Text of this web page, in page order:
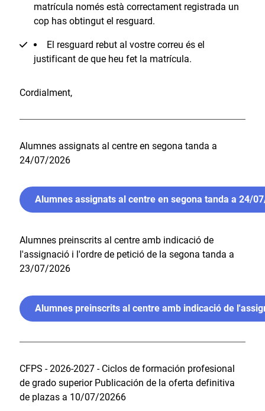
matrícula només està correctament registrada un
cop has obtingut el resguard.
El resguard rebut al vostre correu és el
justificant de que heu fet la matrícula.
Cordialment,
Alumnes assignats al centre en segona tanda a
24/07/2026
Alumnes assignats al centre en segona tanda a 24/
Alumnes preinscrits al centre amb indicació de
l'assignació i l'ordre de petició de la segona tanda a
23/07/2026
Alumnes preinscrits al centre amb indicació de
CFPS - 2026-2027 - Ciclos de formación profesional
de grado superior Publicación de la oferta definitiva
de plazas a 10/07/20266